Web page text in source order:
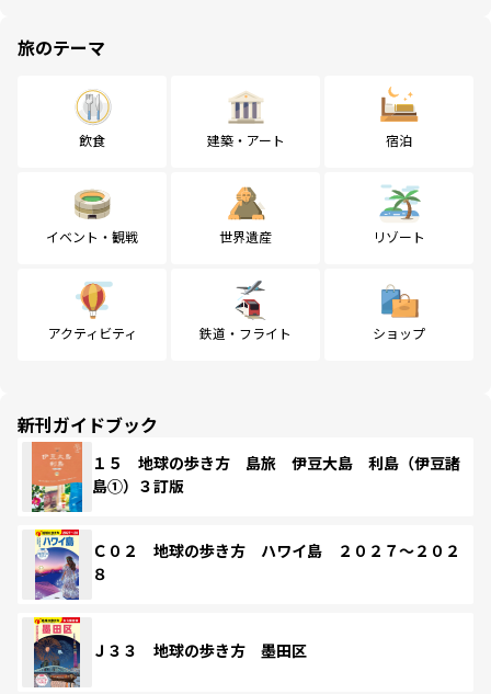
旅のテーマ
飲食 建築・アート 宿泊
イベント・観戦 世界遺産 リゾート
アクティビティ 鉄道・フライト ショップ
新刊ガイドブック
１５ 地球の歩き方 島旅 伊豆大島 利島（伊豆諸
島①）３訂版
Ｃ０２ 地球の歩き方 ハワイ島 ２０２７～２０２
８
Ｊ３３ 地球の歩き方 墨田区